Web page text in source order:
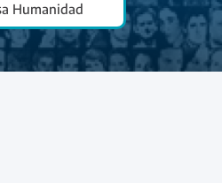
Humanidad